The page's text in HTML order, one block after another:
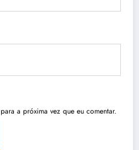
a próxima vez que eu comentar.